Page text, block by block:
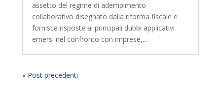
assetto del regime di adempimento
collaborativo disegnato dalla riforma fiscale e
fornisce risposte ai principali dubbi applicativi
emersi nel confronto con imprese,...
« Post precedenti